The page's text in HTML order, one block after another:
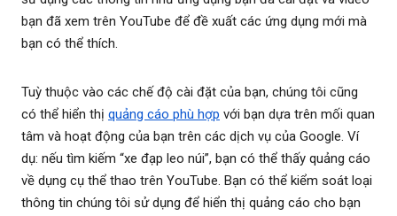
bạn đã xem trên YouTube để đề xuất các ứng dụng mới mà
bạn có thể thích.
Tuỳ thuộc vào các chế độ cài đặt của bạn, chúng tôi cũng
có thể hiển thị quảng cáo phù hợp với bạn dựa trên mối quan
tâm và hoạt động của bạn trên các dịch vụ của Google. Ví
dụ: nếu tìm kiếm “xe đạp leo núi”, bạn có thể thấy quảng cáo
về dụng cụ thể thao trên YouTube. Bạn có thể kiểm soát loại
thông tin chúng tôi sử dụng để hiển thị quảng cáo cho bạn